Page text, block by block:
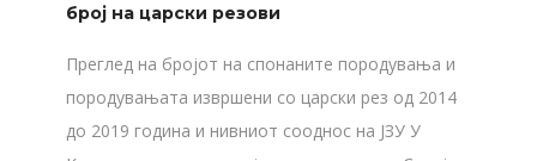
број на царски резови
Преглед на бројот на спонаните породувања и
породувањата извршени со царски рез од 2014
до 2019 година и нивниот сооднос на ЈЗУ У